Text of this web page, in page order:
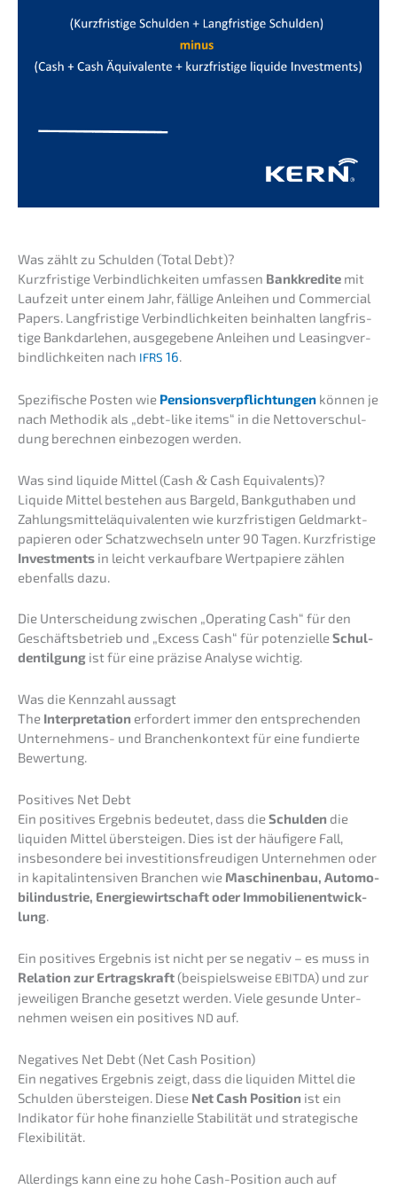
Was zählt zu Schul­den (Total Debt)?
Kurzfris­ti­ge Verbind­lich­kei­ten umfas­sen Bankkre­di­te mit
Laufzeit unter einem Jahr, fälli­ge Anlei­hen und Commer­cial
Papers. Langfris­ti­ge Verbind­lich­kei­ten beinhal­ten langfris­
ti­ge Bankdar­le­hen, ausge­ge­be­ne Anlei­hen und Leasing­ver­
bind­lich­kei­ten nach IFRS 16.
Spezi­fi­sche Posten wie Pensi­ons­ver­pflich­tun­gen können je
nach Metho­dik als „debt-like items“ in die Netto­ver­schul­
dung berech­nen einbe­zo­gen werden.
Was sind liqui­de Mittel (Cash & Cash Equivalents)?
Liqui­de Mittel bestehen aus Bargeld, Bankgut­ha­ben und
Zahlungs­mit­tel­äqui­va­len­ten wie kurzfris­ti­gen Geldmarkt­
pa­pie­ren oder Schatz­wech­seln unter 90 Tagen. Kurzfris­ti­ge
Invest­ments in leicht verkauf­ba­re Wertpa­pie­re zählen
ebenfalls dazu.
Die Unter­schei­dung zwischen „Opera­ting Cash“ für den
Geschäfts­be­trieb und „Excess Cash“ für poten­zi­el­leSchul­
den­til­gung ist für eine präzi­se Analy­se wichtig.
Was die Kennzahl aussagt
The Inter­pre­ta­ti­on erfor­dert immer den entspre­chen­den
Unter­neh­mens- und Branchen­kon­text für eine fundier­te
Bewertung.
Positi­ves Net Debt
Ein positi­ves Ergeb­nis bedeu­tet, dass dieSchul­den die
liqui­den Mittel überstei­gen. Dies ist der häufi­ge­re Fall,
insbe­son­de­re bei inves­ti­ti­ons­freu­di­gen Unter­neh­men oder
in kapital­in­ten­si­ven Branchen wie Maschi­nen­bau, Automo­
bil­in­dus­trie, Energie­wirt­schaft oder Immobi­li­en­ent­wick­
lung.
Ein positi­ves Ergeb­nis ist nicht per se negativ – es muss in
Relati­on zur Ertrags­kraft (beispiels­wei­se EBITDA) und zur
jewei­li­gen Branche gesetzt werden. Viele gesun­de Unter­
neh­men weisen ein positi­ves ND auf.
Negati­ves Net Debt (Net Cash Position)
Ein negati­ves Ergeb­nis zeigt, dass die liqui­den Mittel die
Schul­den überstei­gen. Diese Net Cash Positi­on ist ein
Indika­tor für hohe finan­zi­el­le Stabi­li­tät und strate­gi­sche
Flexibilität.
Aller­dings kann eine zu hohe Cash-Positi­on auch auf